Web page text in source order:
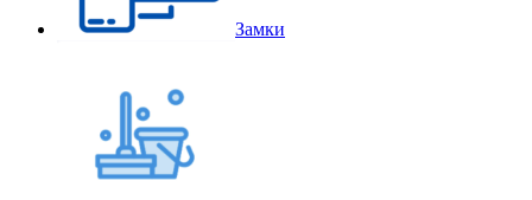
Замки